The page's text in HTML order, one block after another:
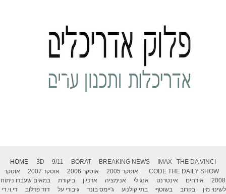
HOME 3D 9/11 BORAT BREAKING NEWS IMAX
THE DA VINCI
CODE THE DAILY SHOW אוסקר 2005 אוסקר 2006 אוסקר 2007
אוסקר
2008
אורחים אינטרנט אנג לי אנימציה ארכיון ביקורת
במאים שעברו ניתוח
לשינוי מין
בקרוב בשוטף בתי קולנוע ג'יימס בונד גיבורי על דוד פרלוב
די.וי.די